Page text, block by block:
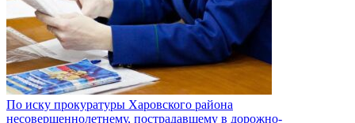
По иску прокуратуры Харовского района
несовершеннолетнему, пострадавшему в дорожно-